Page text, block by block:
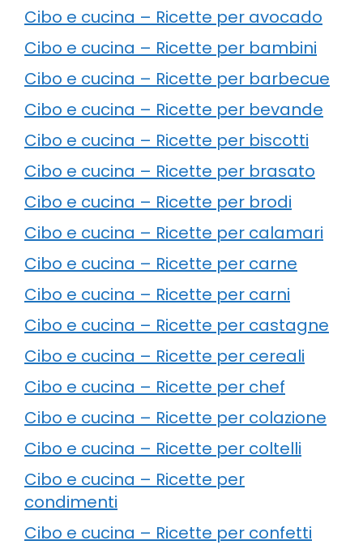
Cibo e cucina – Ricette per avocado
Cibo e cucina – Ricette per bambini
Cibo e cucina – Ricette per barbecue
Cibo e cucina – Ricette per bevande
Cibo e cucina – Ricette per biscotti
Cibo e cucina – Ricette per brasato
Cibo e cucina – Ricette per brodi
Cibo e cucina – Ricette per calamari
Cibo e cucina – Ricette per carne
Cibo e cucina – Ricette per carni
Cibo e cucina – Ricette per castagne
Cibo e cucina – Ricette per cereali
Cibo e cucina – Ricette per chef
Cibo e cucina – Ricette per colazione
Cibo e cucina – Ricette per coltelli
Cibo e cucina – Ricette per
condimenti
Cibo e cucina – Ricette per confetti